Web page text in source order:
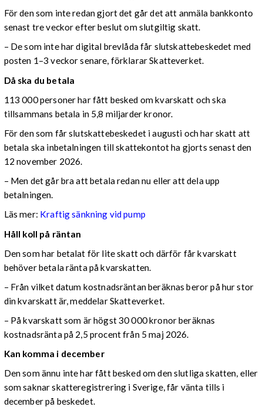
För den som inte redan gjort det går det att anmäla bankkonto
senast tre veckor efter beslut om slutgiltig skatt.
– De som inte har digital brevlåda får slutskattebeskedet med
posten 1–3 veckor senare, förklarar Skatteverket.
Då ska du betala
113 000 personer har fått besked om kvarskatt och ska
tillsammans betala in 5,8 miljarder kronor.
För den som får slutskattebeskedet i augusti och har skatt att
betala ska inbetalningen till skattekontot ha gjorts senast den
12 november 2026.
– Men det går bra att betala redan nu eller att dela upp
betalningen.
Läs mer: Kraftig sänkning vid pump
Håll koll på räntan
Den som har betalat för lite skatt och därför får kvarskatt
behöver betala ränta på kvarskatten.
– Från vilket datum kostnadsräntan beräknas beror på hur stor
din kvarskatt är, meddelar Skatteverket.
– På kvarskatt som är högst 30 000 kronor beräknas
kostnadsränta på 2,5 procent från 5 maj 2026.
Kan komma i december
Den som ännu inte har fått besked om den slutliga skatten, eller
som saknar skatteregistrering i Sverige, får vänta tills i
december på beskedet.